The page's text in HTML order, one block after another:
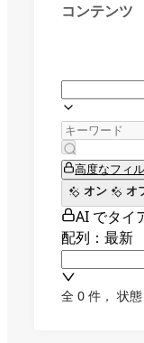
コンテンツ
高度なフィ
オン
オ
AI でタイ
配列：最新
全 0 件 ， 状態